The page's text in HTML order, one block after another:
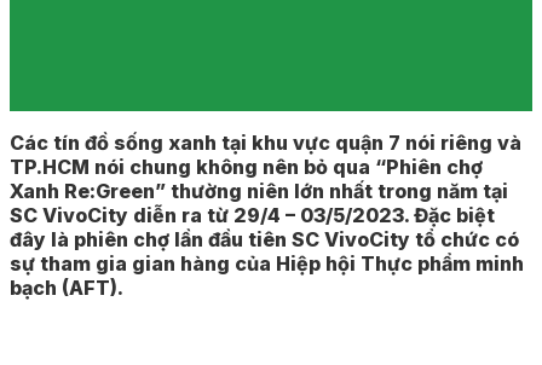
Các tín đồ sống xanh tại khu vực quận 7 nói riêng và
TP.HCM nói chung không nên bỏ qua “Phiên chợ
Xanh Re:Green” thường niên lớn nhất trong năm tại
SC VivoCity diễn ra từ 29/4 – 03/5/2023. Đặc biệt
đây là phiên chợ lần đầu tiên SC VivoCity tổ chức có
sự tham gia gian hàng của Hiệp hội Thực phẩm minh
bạch (AFT).